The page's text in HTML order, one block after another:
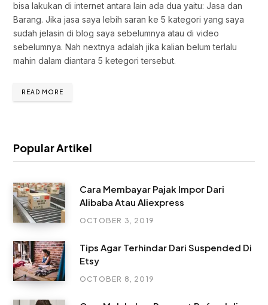
bisa lakukan di internet antara lain ada dua yaitu: Jasa dan
Barang. Jika jasa saya lebih saran ke 5 kategori yang saya
sudah jelasin di blog saya sebelumnya atau di video
sebelumnya. Nah nextnya adalah jika kalian belum terlalu
mahin dalam diantara 5 ketegori tersebut.
READ MORE
Popular Artikel
Cara Membayar Pajak Impor Dari
Alibaba Atau Aliexpress
OCTOBER 3, 2019
Tips Agar Terhindar Dari Suspended Di
Etsy
OCTOBER 8, 2019